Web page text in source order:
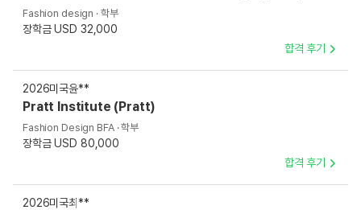
Fashion design · 학부
장학금 USD 32,000
합격 후기
2026미국윤**
Pratt Institute (Pratt)
Fashion Design BFA · 학부
장학금 USD 80,000
합격 후기
2026미국최**